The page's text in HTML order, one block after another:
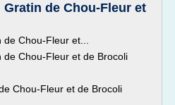
de Chou-Fleur et
Chou-Fleur et...
de Chou-Fleur et de Brocoli
Chou-Fleur et de Brocoli